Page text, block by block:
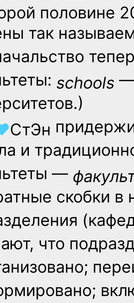
половине
так
schools —
СтЭн
и
—
скобки в
что